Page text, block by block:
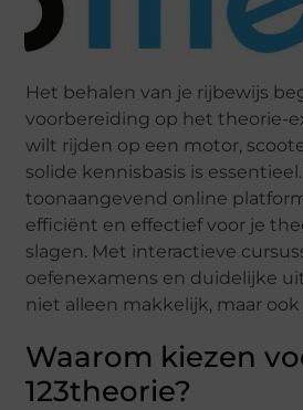
Het behalen van je rijbewijs
voorbereiding op het theorie-
wilt rijden op een motor,
solide kennisbasis is
toonaangevend online
efficiënt en effectief voor je
slagen. Met interactieve
oefenexamens en duidelijke
niet alleen makkelijk, maar ook
Waarom kiezen
123theorie?